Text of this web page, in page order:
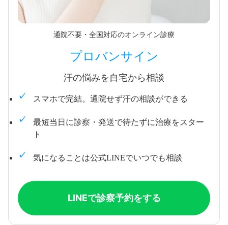
通院不要・全国対応のオンライン診療
プロバンサイン
汗の悩みを自宅から相談
スマホで完結。通院せず汗の相談ができる
最短当日に診察・発送で待たずに治療をスター
ト
気になることは公式LINEでいつでも相談
LINEで診察予約をする